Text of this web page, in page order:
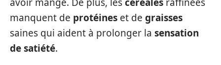
manquent de protéines et de graisses
saines qui aident à prolonger la sensation
de satiété.